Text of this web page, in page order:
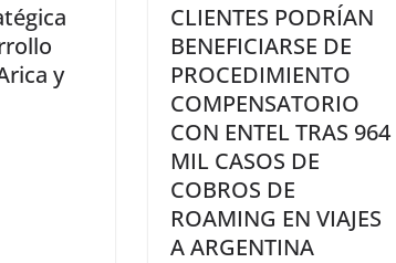
y
CLIENTES PODRÍAN
BENEFICIARSE DE
PROCEDIMIENTO
COMPENSATORIO
CON ENTEL TRAS 964
MIL CASOS DE
COBROS DE
ROAMING EN VIAJES
A ARGENTINA